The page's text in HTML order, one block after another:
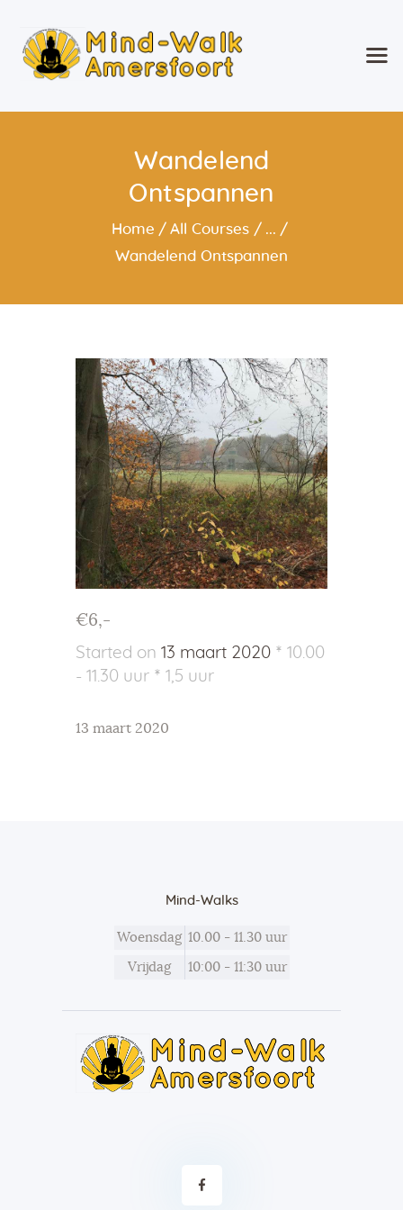
Wandelend
Ontspannen
Home All Courses
...
Wandelend Ontspannen
Mind-Walk Amersfoort
Wat is Mind-Walk®?
Over mij
Agenda
Wekelijkse Mind-Walk &
Contact
€6,-
Started on 13 maart 2020
10.00
- 11.30 uur
1,5 uur
13 maart 2020
Mind-Walks
Woensdag 10.00 - 11.30 uur
Vrijdag 10:00 - 11:30 uur